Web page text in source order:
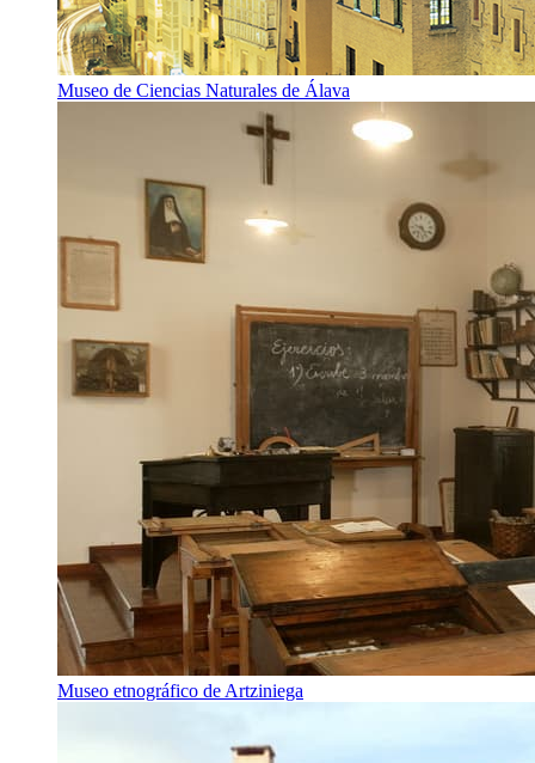
Museo de Ciencias Naturales de Álava
Museo etnográfico de Artziniega